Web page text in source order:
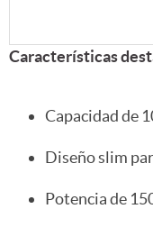
Características
Capacidad de
Diseño slim
Potencia de